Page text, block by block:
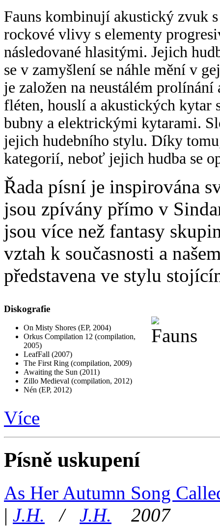
Fauns kombinují akustický zvuk
rockové vlivy s elementy
následované hlasitými. Jejich
se v zamyšlení se náhle mění v
je založen na neustálém
fléten, houslí a akustických kytar
bubny a elektrickými kytarami.
jejich hudebního stylu. Díky
kategorií, neboť jejich hudba se
Řada písní je inspirována
jsou zpívány přímo v
jsou více než fantasy
vztah k současnosti a
představena ve stylu
Diskografie
On Misty Shores (EP, 2004)
Orkus Compilation 12 (compilation,
2005)
LeafFall (2007)
The First Ring (compilation, 2009)
Awaiting the Sun (2011)
Zillo Medieval (compilation, 2012)
Nén (EP, 2012)
Více
Písně uskupení
As Her Autumn Song
| J.H. / J.H. 2007